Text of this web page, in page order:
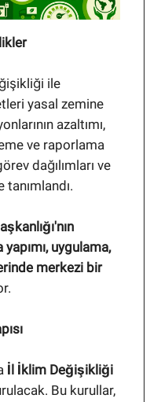
ile
yasal zemine
azaltımı,
ve raporlama
dağılımları ve
uygulama,
merkezi bir
İl İklim Değişikliği
Bu kurullar,